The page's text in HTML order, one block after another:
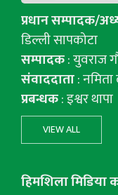
प्रधान सम्पादक/
डिल्ली सापकोटा
सम्पादक: युवराज
संवाददाता:
प्रबन्धक: इश्वर थापा
VIEW ALL
हिमशिला मिडिया